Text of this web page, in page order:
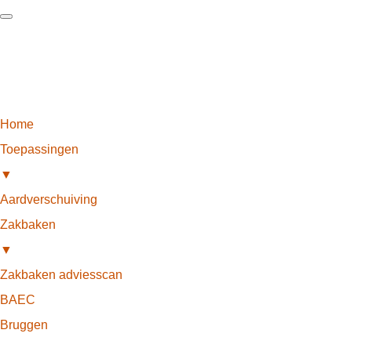
Home
Toepassingen
▼
Aardverschuiving
Zakbaken
▼
Zakbaken adviesscan
BAEC
Bruggen